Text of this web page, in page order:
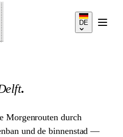
DE
.
Morgenrouten durch
und de binnenstad —